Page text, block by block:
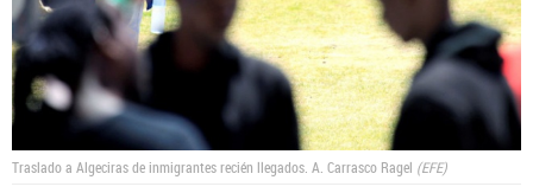
Traslado a Algeciras de inmigrantes recién llegados. A. Carrasco Ragel EFE